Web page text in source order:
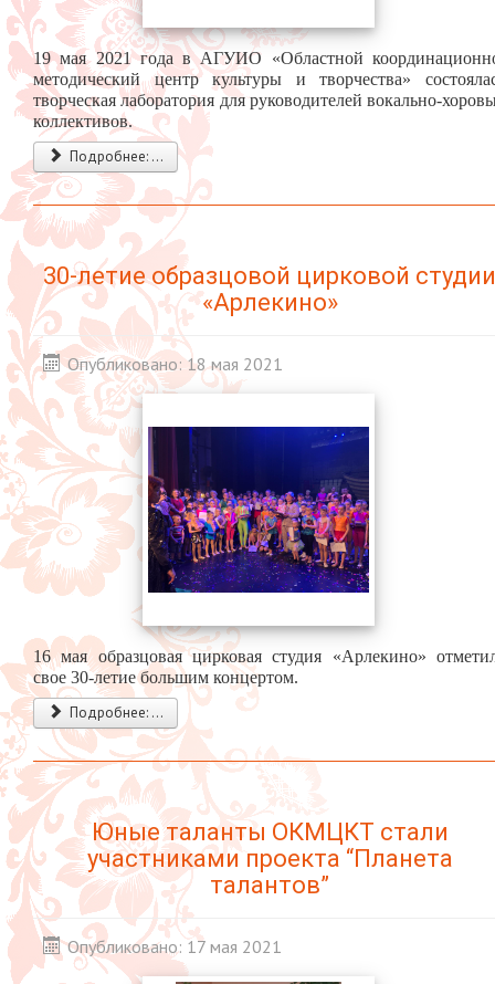
19 мая 2021 года в АГУИО «Областной
методический центр культуры и творчества»
творческая лаборатория для руководителей вокально-
коллективов.
Подробнее: ...
30-летие образцовой цирковой студии
«Арлекино»
Опубликовано: 18 мая 2021
16 мая образцовая цирковая студия «Арлекино»
свое 30-летие большим концертом.
Подробнее: ...
Юные таланты ОКМЦКТ стали
участниками проекта “Планета
талантов”
Опубликовано: 17 мая 2021